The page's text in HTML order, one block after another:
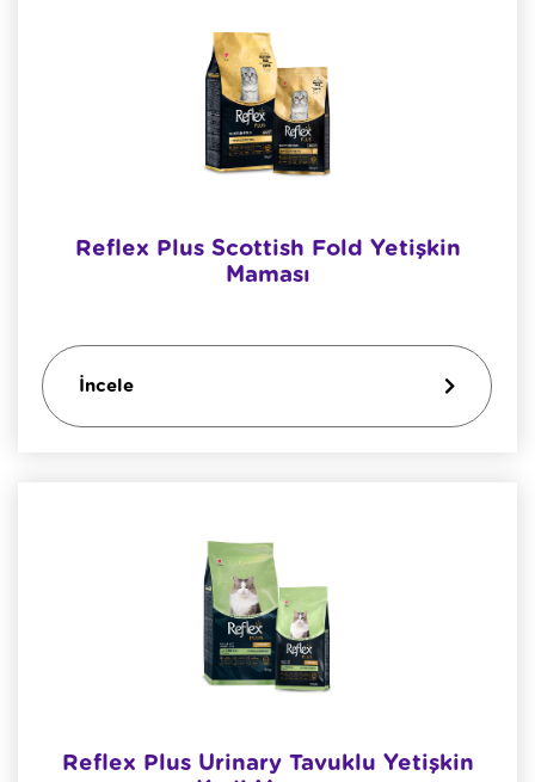
Reflex Plus Scottish Fold Yetişkin
Maması
İncele
Reflex Plus Urinary Tavuklu Yetişkin